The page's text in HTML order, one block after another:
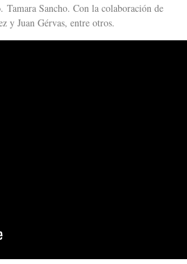
. Tamara Sancho. Con la colaboración de
y Juan Gérvas, entre otros.